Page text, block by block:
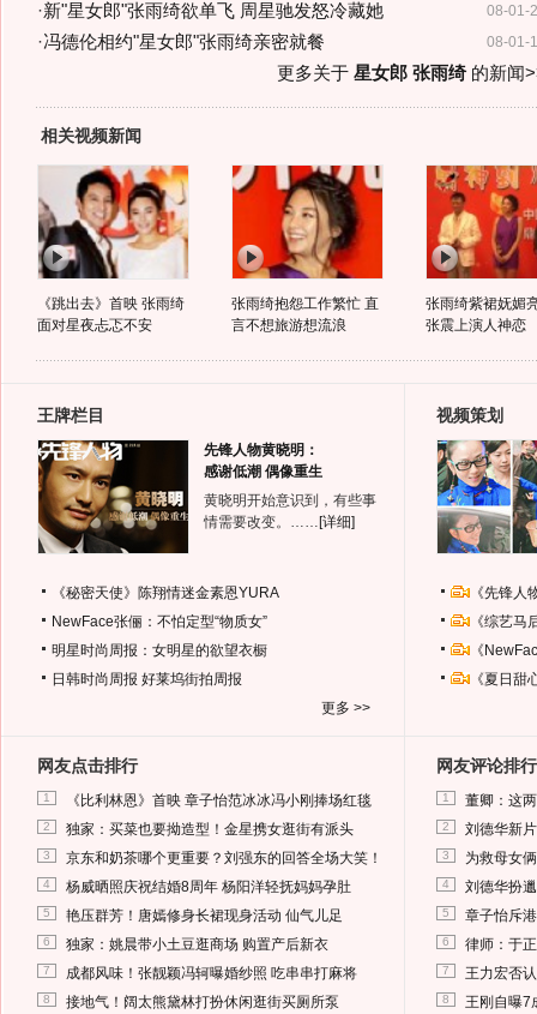
08-01-
·新"星女郎"张雨绮欲单飞 周星驰发怒冷藏她
08-01-
·冯德伦相约"星女郎"张雨绮亲密就餐
更多关于 星女郎 张雨绮的新闻
相关视频新闻
《跳出去》首映 张雨绮
面对星夜忐忑不安
张雨绮抱怨工作繁忙 直
言不想旅游想流浪
张雨绮紫裙妩媚
张震上演人神恋
王牌栏目
先锋人物黄晓明：
感谢低潮 偶像重生
黄晓明开始意识到，有些事
情需要改变。…… [详细]
《秘密天使》陈翔情迷金素恩YURA
NewFace张俪：不怕定型“物质女”
明星时尚周报：女明星的欲望衣橱
日韩时尚周报 好莱坞街拍周报
更多 >>
视频策划
《先锋
《综艺
《
《夏日
网友点击排行
1 《比利林恩》首映 章子怡范冰冰冯小刚捧场红毯
2 独家：买菜也要拗造型！金星携女逛街有派头
3 京东和奶茶哪个更重要？刘强东的回答全场大笑！
4 杨威晒照庆祝结婚8周年 杨阳洋轻抚妈妈孕肚
5 艳压群芳！唐嫣修身长裙现身活动 仙气儿足
6 独家：姚晨带小土豆逛商场 购置产后新衣
7 成都风味！张靓颖冯轲曝婚纱照 吃串串打麻将
8 接地气！阔太熊黛林打扮休闲逛街买厕所泵
网友评论排行
1 董卿：这
2 刘德华新
3 为救母女
4 刘德华扮
5 章子怡斥
6 律师：于
7 王力宏否
8 王刚自曝7